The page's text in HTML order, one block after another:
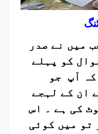
کو پہلے
آپ جو
ان کے لہجے
کی ہے ۔ اس
تو میں کوئی